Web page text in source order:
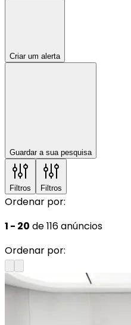
Criar um alerta
Guardar a sua pesquisa
Filtros Filtros
Ordenar por:
1 - 20 de 116 anúncios
Ordenar por: